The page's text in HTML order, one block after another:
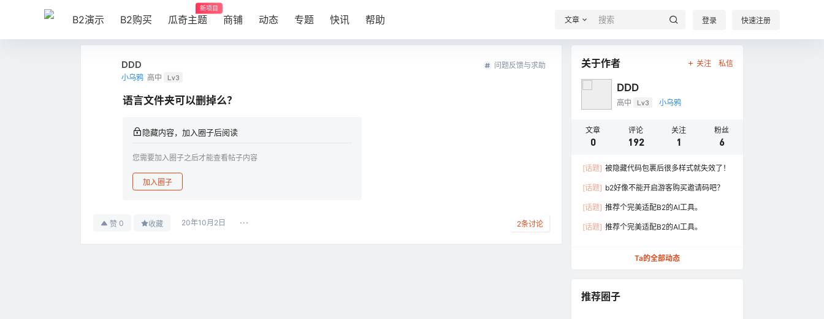
B2演示 B2购买 瓜奇主题
新项目
商铺 动态 专题 快讯 帮助 文章 登录 快速注册
DDD
小乌鸦 高中 Lv3
问题反馈与求助
语言文件夹可以删掉么？
隐藏内容，加入圈子后阅读
您需要加入圈子之后才能查看帖子内容
加入圈子
赞 0 收藏 20年10月2日 2条讨论
关于作者 关注 私信
DDD
高中 Lv3 小乌鸦
文章
0
评论
192
关注
1
粉丝
6
[话题] 被隐藏代码包裹后很多样式就失效了！
[话题] b2好像不能开启游客购买邀请码吧？
[话题] 推荐个完美适配B2的AI工具。
[话题] 推荐个完美适配B2的AI工具。
Ta的全部动态
推荐圈子